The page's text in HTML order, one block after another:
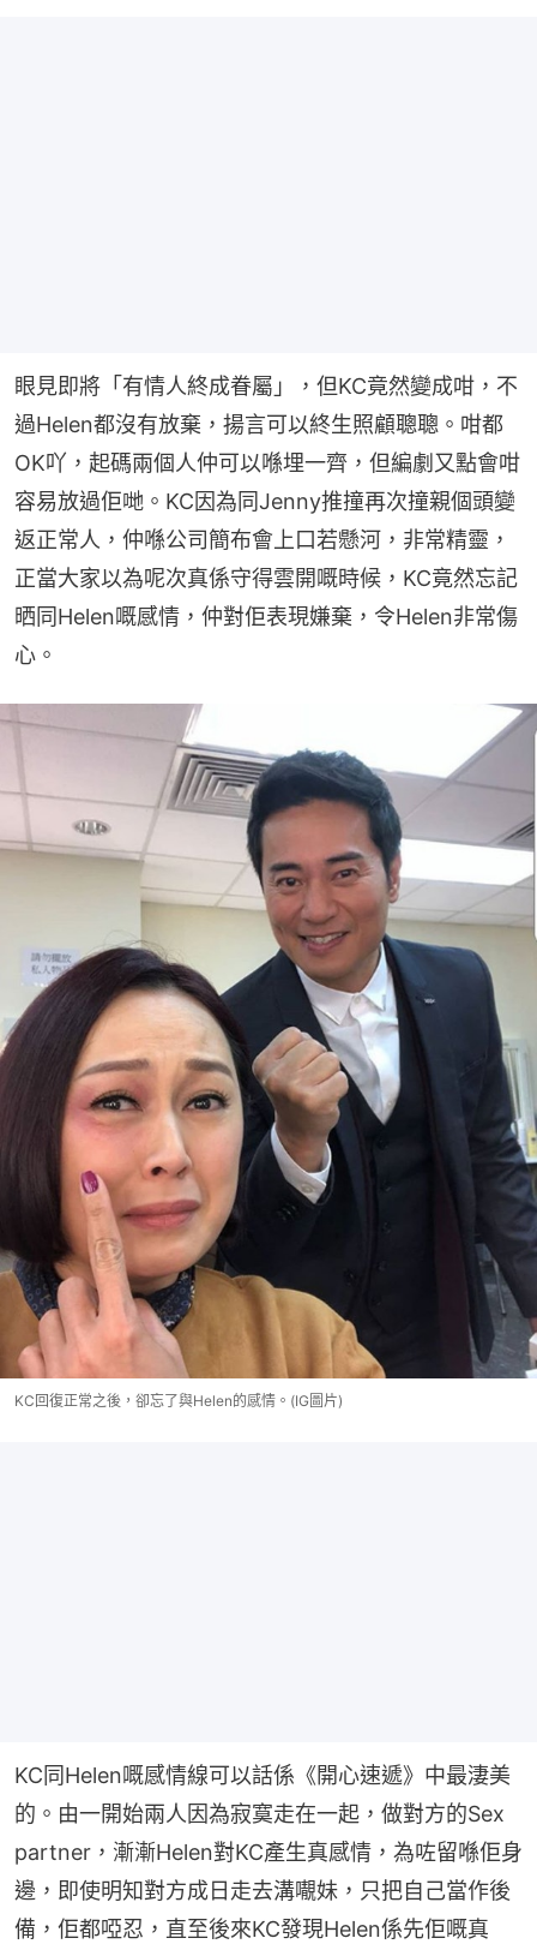
眼見即將「有情人終成眷屬」，但KC竟然變成咁，不
過Helen都沒有放棄，揚言可以終生照顧聰聰。咁都
OK吖，起碼兩個人仲可以喺埋一齊，但編劇又點會咁
容易放過佢哋。KC因為同Jenny推撞再次撞親個頭變
返正常人，仲喺公司簡布會上口若懸河，非常精靈，
正當大家以為呢次真係守得雲開嘅時候，KC竟然忘記
晒同Helen嘅感情，仲對佢表現嫌棄，令Helen非常傷
心。
KC回復正常之後，卻忘了與Helen的感情。(IG圖片)
KC同Helen嘅感情線可以話係《開心速遞》中最淒美
的。由一開始兩人因為寂寞走在一起，做對方的Sex
partner，漸漸Helen對KC產生真感情，為咗留喺佢身
邊，即使明知對方成日走去溝𡃁妹，只把自己當作後
備，佢都啞忍，直至後來KC發現Helen係先佢嘅真